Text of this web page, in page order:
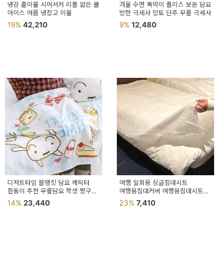
냉감 홑이불 시어서커 리플 얇은 쿨
아이스 여름 냉장고 이불
19% 42,210
겨울 수면 똑딱이 플리스 보온 담요
방한 극세사 망토 단추 무릎 극세사
9% 12,480
디저트타임 블랭킷 담요 캐릭터
흰둥이 추천 무릎담요 학생 짱구
직장인
14% 23,440
여행 일회용 싱글침대시트
여행용침대커버 여행용침대시트
1회용침대시트
23% 7,410